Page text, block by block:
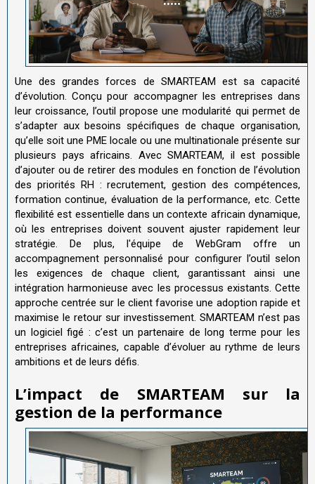
Une des grandes forces de SMARTEAM est sa capacité
d’évolution. Conçu pour accompagner les entreprises dans
leur croissance, l’outil propose une modularité qui permet de
s’adapter aux besoins spécifiques de chaque organisation,
qu’elle soit une PME locale ou une multinationale présente sur
plusieurs pays africains. Avec SMARTEAM, il est possible
d’ajouter ou de retirer des modules en fonction de l’évolution
des priorités RH : recrutement, gestion des compétences,
formation continue, évaluation de la performance, etc. Cette
flexibilité est essentielle dans un contexte africain dynamique,
où les entreprises doivent souvent ajuster rapidement leur
stratégie. De plus, l'équipe de WebGram offre un
accompagnement personnalisé pour configurer l’outil selon
les exigences de chaque client, garantissant ainsi une
intégration harmonieuse avec les processus existants. Cette
approche centrée sur le client favorise une adoption rapide et
maximise le retour sur investissement. SMARTEAM n’est pas
un logiciel figé : c’est un partenaire de long terme pour les
entreprises africaines, capable d’évoluer au rythme de leurs
ambitions et de leurs défis.
L’impact de SMARTEAM sur la
gestion de la performance